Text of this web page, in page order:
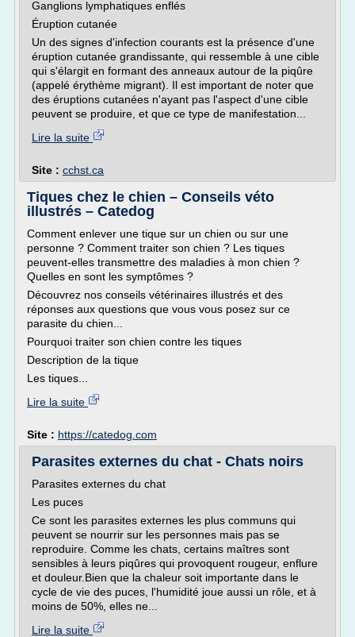
Ganglions lymphatiques enflés
Éruption cutanée
Un des signes d'infection courants est la présence d'une
éruption cutanée grandissante, qui ressemble à une cible
qui s'élargit en formant des anneaux autour de la piqûre
(appelé érythème migrant). Il est important de noter que
des éruptions cutanées n'ayant pas l'aspect d'une cible
peuvent se produire, et que ce type de manifestation...
Lire la suite
Site : cchst.ca
Tiques chez le chien – Conseils véto
illustrés – Catedog
Comment enlever une tique sur un chien ou sur une
personne ? Comment traiter son chien ? Les tiques
peuvent-elles transmettre des maladies à mon chien ?
Quelles en sont les symptômes ?
Découvrez nos conseils vétérinaires illustrés et des
réponses aux questions que vous vous posez sur ce
parasite du chien...
Pourquoi traiter son chien contre les tiques
Description de la tique
Les tiques...
Lire la suite
Site : https://catedog.com
Parasites externes du chat - Chats noirs
Parasites externes du chat
Les puces
Ce sont les parasites externes les plus communs qui
peuvent se nourrir sur les personnes mais pas se
reproduire. Comme les chats, certains maîtres sont
sensibles à leurs piqûres qui provoquent rougeur, enflure
et douleur.Bien que la chaleur soit importante dans le
cycle de vie des puces, l'humidité joue aussi un rôle, et à
moins de 50%, elles ne...
Lire la suite